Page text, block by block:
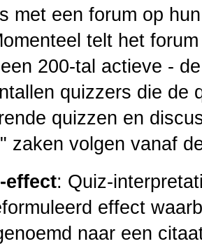
met een forum op
telt het
200-tal actieve -
quizzers die de
quizzen en
zaken volgen vanaf
effect: Quiz-
effect
naar een